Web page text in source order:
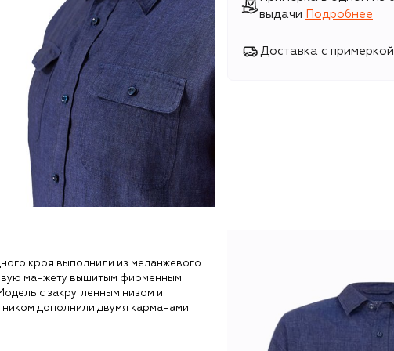
выдачи
Подробнее
Доставка с примеркой
кроя выполнили из меланжевого
манжету вышитым фирменным
с закругленным низом и
дополнили двумя карманами.